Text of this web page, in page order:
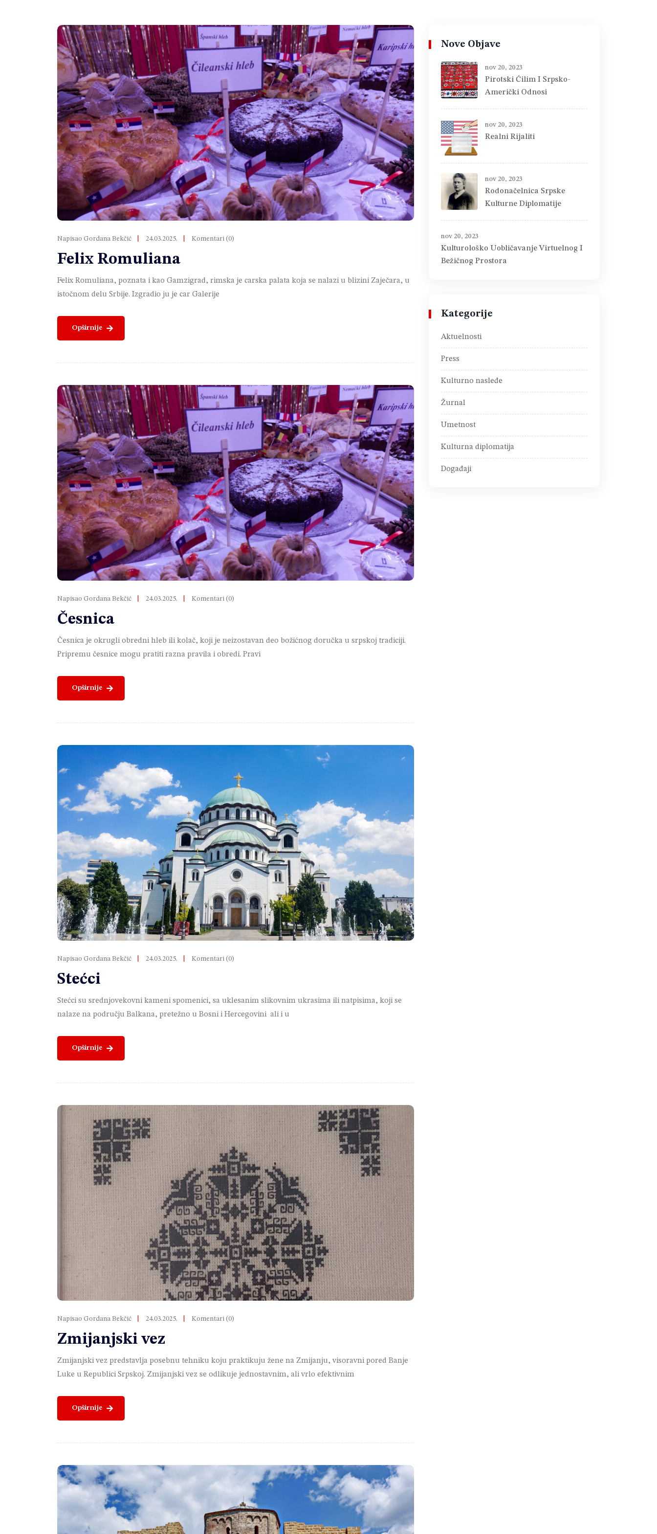
Napisao Gordana Bekčić 24.03.2025. Komentari (0)
Felix Romuliana
Felix Romuliana, poznata i kao Gamzigrad, rimska je carska palata koja se nalazi u blizini Zaječara, u
istočnom delu Srbije. Izgradio ju je car Galerije
Opširnije
Napisao Gordana Bekčić 24.03.2025. Komentari (0)
Česnica
Česnica je okrugli obredni hleb ili kolač, koji je neizostavan deo božićnog doručka u srpskoj tradiciji.
Pripremu česnice mogu pratiti razna pravila i obredi. Pravi
Opširnije
Napisao Gordana Bekčić 24.03.2025. Komentari (0)
Stećci
Stećci su srednjovekovni kameni spomenici, sa uklesanim slikovnim ukrasima ili natpisima, koji se
nalaze na području Balkana, pretežno u Bosni i Hercegovini ali i u
Opširnije
Napisao Gordana Bekčić 24.03.2025. Komentari (0)
Zmijanjski vez
Zmijanjski vez predstavlja posebnu tehniku koju praktikuju žene na Zmijanju, visoravni pored Banje
Luke u Republici Srpskoj. Zmijanjski vez se odlikuje jednostavnim, ali vrlo efektivnim
Opširnije
Nove Objave
nov 20, 2023
Pirotski Ćilim I Srpsko-
Američki Odnosi
nov 20, 2023
Realni Rijaliti
nov 20, 2023
Rodonačelnica Srpske
Kulturne Diplomatije
nov 20, 2023
Kulturološko Uobličavanje Virtuelnog I
Bežičnog Prostora
Kategorije
Aktuelnosti
Press
Kulturno nasleđe
Žurnal
Umetnost
Kulturna diplomatija
Događaji